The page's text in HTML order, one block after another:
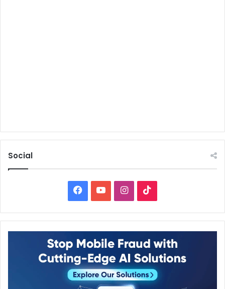
Social
Facebook
YouTubeInstagram